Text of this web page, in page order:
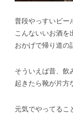
普段やっすいビー
こんないいお酒を
おかげで帰り道の
そういえば昔、飲
起きたら靴が片方
元気でやってるこ